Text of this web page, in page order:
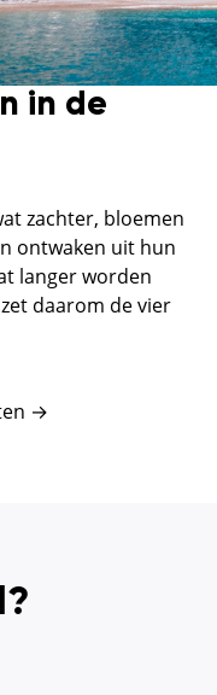
in de
zachter, bloemen
ontwaken uit hun
langer worden
daarom de vier
→